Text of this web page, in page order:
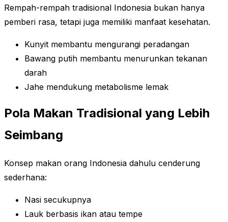
Rempah-rempah tradisional Indonesia bukan hanya
pemberi rasa, tetapi juga memiliki manfaat kesehatan.
Kunyit membantu mengurangi peradangan
Bawang putih membantu menurunkan tekanan
darah
Jahe mendukung metabolisme lemak
Pola Makan Tradisional yang Lebih
Seimbang
Konsep makan orang Indonesia dahulu cenderung
sederhana:
Nasi secukupnya
Lauk berbasis ikan atau tempe